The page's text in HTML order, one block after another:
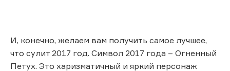
И, конечно, желаем вам получить самое лучшее,
что сулит 2017 год. Символ 2017 года – Огненный
Петух. Это харизматичный и яркий персонаж